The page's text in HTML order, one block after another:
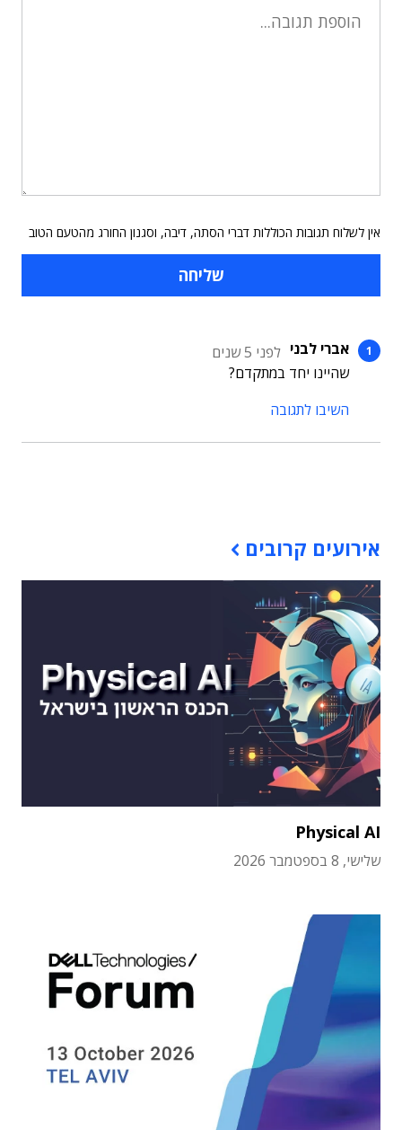
אין לשלוח תגובות הכוללות דברי הסתה, דיבה, וסגנון החורג מהטעם הטוב
אברי לבני לפני 5 שנים
שהיינו יחד במתקדם?
השיבו לתגובה
אירועים קרובים
Physical AI
שלישי, 8 בספטמבר 2026